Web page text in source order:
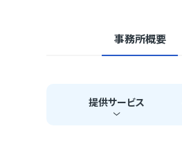
事務所概要
提供サービス